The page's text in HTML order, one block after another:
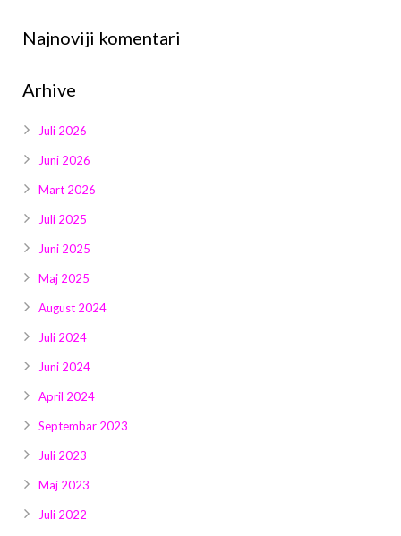
Najnoviji komentari
Arhive
Juli 2026
Juni 2026
Mart 2026
Juli 2025
Juni 2025
Maj 2025
August 2024
Juli 2024
Juni 2024
April 2024
Septembar 2023
Juli 2023
Maj 2023
Juli 2022